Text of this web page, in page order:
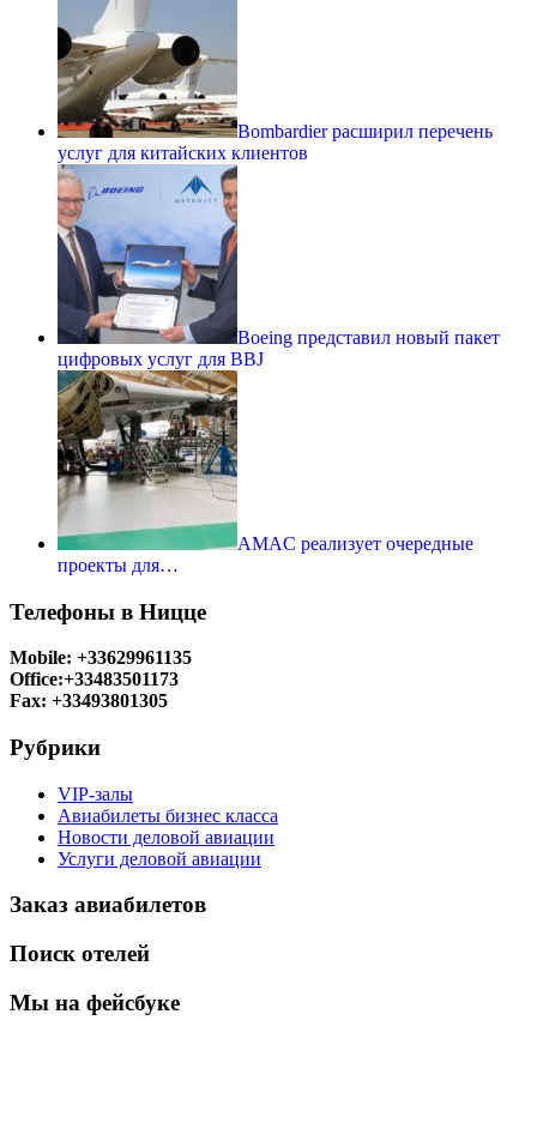
Bombardier расширил перечень
услуг для китайских клиентов
Boeing представил новый пакет
цифровых услуг для BBJ
AMAC реализует очередные
проекты для…
Телефоны в Ницце
Mobile: +33629961135
Office:+33483501173
Fax: +33493801305
Рубрики
VIP-залы
Авиабилеты бизнес класса
Новости деловой авиации
Услуги деловой авиации
Заказ авиабилетов
Поиск отелей
Мы на фейсбуке